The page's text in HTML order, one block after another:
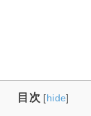
目次 [hide]